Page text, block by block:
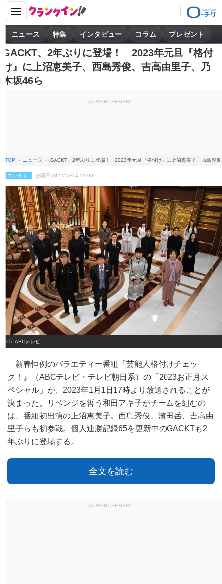
ニュース 特集 インタビュー コラム プレゼント
GACKT、2年ぶりに登場！ 2023年元旦『格付
け』に上沼恵美子、西島秀俊、吉高由里子、乃
木坂46ら
[ADVERTISEMENT]
TOP ニュース GACKT、2年ぶりに登場！ 2023年元旦『格付け』に上沼恵美子、西島秀
エンタメ 公開日 2022/12/14 11:00
（C）ABCテレビ
新春恒例のバラエティー番組『芸能人格付けチェッ
ク！』（ABCテレビ・テレビ朝日系）の「2023お正月ス
ペシャル」が、2023年1月1日17時より放送されることが
決まった。リベンジを誓う和田アキ子がチームを組むの
は、番組初出演の上沼恵美子。西島秀俊、濱田岳、吉高由
里子らも初参戦。個人連勝記録65を更新中のGACKTも2
年ぶりに登場する。
全文を読む
[ADVERTISEMENT]